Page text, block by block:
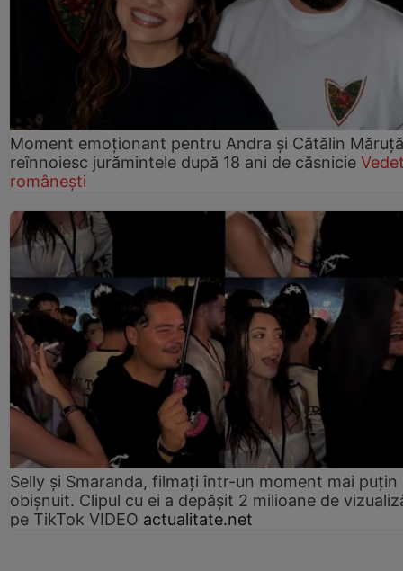
Moment emoționant pentru Andra și Cătălin
reînnoiesc jurămintele după 18 ani de căsnicie
românești
Selly și Smaranda, filmați într-un moment mai puțin
obișnuit. Clipul cu ei a depășit 2 milioane de
pe TikTok VIDEO actualitate.net